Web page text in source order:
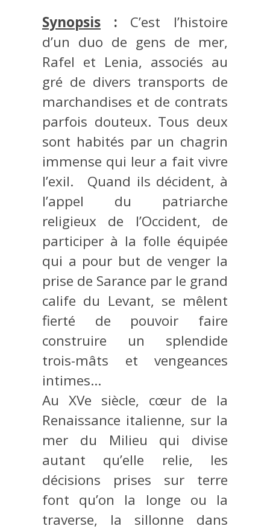
Synopsis : C’est l’histoire
d’un duo de gens de mer,
Rafel et Lenia, associés au
gré de divers transports de
marchandises et de contrats
parfois douteux. Tous deux
sont habités par un chagrin
immense qui leur a fait vivre
l’exil. Quand ils décident, à
l’appel du patriarche
religieux de l’Occident, de
participer à la folle équipée
qui a pour but de venger la
prise de Sarance par le grand
calife du Levant, se mêlent
fierté de pouvoir faire
construire un splendide
trois-mâts et vengeances
intimes…
Au XVe siècle, cœur de la
Renaissance italienne, sur la
mer du Milieu qui divise
autant qu’elle relie, les
décisions prises sur terre
font qu’on la longe ou la
traverse, la sillonne dans